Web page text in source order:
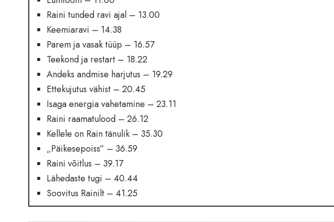
Raini tunded ravi ajal – 13.00
Keemiaravi – 14.38
Parem ja vasak tüüp – 16.57
Teekond ja restart – 18.22
Andeks andmise harjutus – 19.29
Ettekujutus vähist – 20.45
Isaga energia vahetamine – 23.11
Raini raamatulood – 26.12
Kellele on Rain tänulik – 35.30
„Päikesepoiss” – 36.59
Raini võitlus – 39.17
Lähedaste tugi – 40.44
Soovitus Rainilt – 41.25